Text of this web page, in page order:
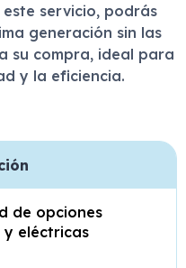
servicio, podrás
generación sin las
su compra, ideal para
y la eficiencia.
de opciones
y eléctricas